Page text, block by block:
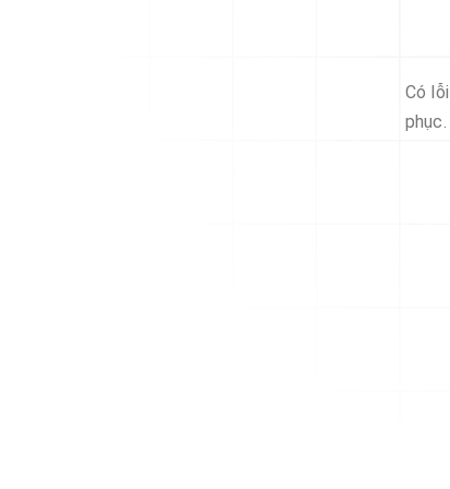
Có
phục.